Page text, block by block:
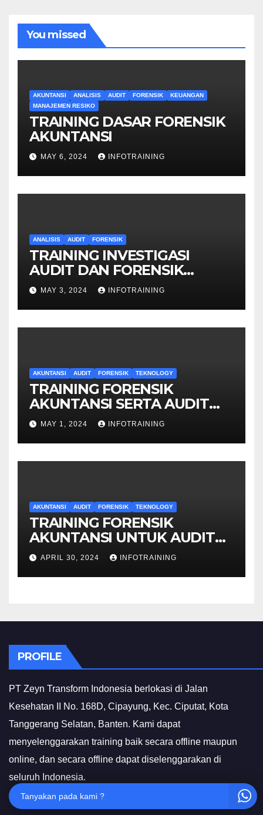
You missed
AKUNTANSI ANALISIS AUDIT FORENSIK
KEUANGAN
MANAJEMEN RESIKO
TRAINING DASAR FORENSIK
AKUNTANSI
MAY 6, 2024 INFOTRAINING
ANALISIS AUDIT FORENSIK
TRAINING INVESTIGASI
AUDIT DAN FORENSIK
KEUANGAN
MAY 3, 2024 INFOTRAINING
AKUNTANSI AUDIT FORENSIK TEKNOLOGY
TRAINING FORENSIK
AKUNTANSI SERTA AUDIT
PENYELIDIKAN
MAY 1, 2024 INFOTRAINING
AKUNTANSI AUDIT FORENSIK TEKNOLOGY
TRAINING FORENSIK
AKUNTANSI UNTUK AUDIT
INVESTIGATIF
APRIL 30, 2024 INFOTRAINING
PROFILE
PT Zeyn Transform Indonesia berlokasi di Jalan
Kesehatan II No. 168D, Cipayung, Kec. Ciputat, Kota
Tanggerang Selatan, Banten. Kami dapat
menyelenggarakan training baik secara offline maupun
online, dan secara offline dapat diselenggarakan di
seluruh Indonesia.
Tanyakan pada kami ?